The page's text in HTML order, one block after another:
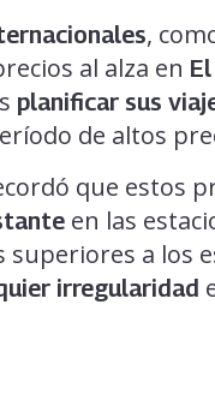
,
al alza en
planificar sus
de altos
que estos
en las
a los
irregularidad